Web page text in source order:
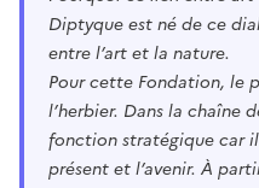
Diptyque est né de ce
entre l’art et la nature.
Pour cette Fondation, le
l’herbier. Dans la chaîne
fonction stratégique car
présent et l’avenir. À